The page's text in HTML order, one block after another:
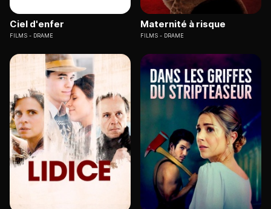
Ciel d'enfer
FILMS DRAME
Maternité à risque
FILMS DRAME